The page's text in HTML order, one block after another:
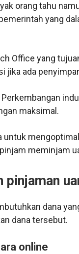
orang tahu
yang
Office yang
jika ada
maksimal.
untuk
meminjam
pinjaman
dana
dana tersebut.
online